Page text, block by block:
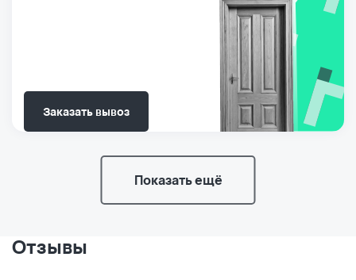
Заказать вывоз
Показать ещё
Отзывы